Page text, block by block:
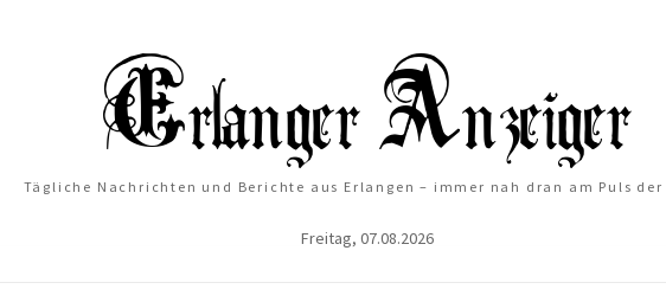
Tägliche Nachrichten und Berichte aus Erlangen – immer nah dran am Puls der
Freitag, 07.08.2026